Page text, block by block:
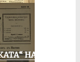
НА